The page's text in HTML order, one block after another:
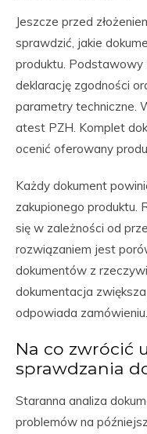
Jeszcze przed
sprawdzić, jakie
produktu.
deklarację zgodności
parametry techniczne.
atest PZH. Komplet
ocenić oferowany
Każdy dokument
zakupionego produktu.
się w zależności od
rozwiązaniem jest
dokumentów z
dokumentacja
odpowiada zamówieniu.
Na co zwrócić
sprawdzania
Staranna analiza
problemów na